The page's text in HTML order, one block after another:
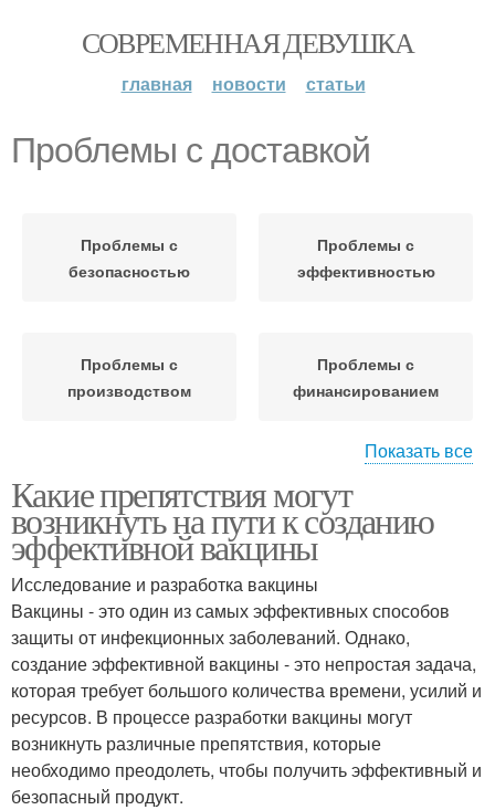
СОВРЕМЕННАЯ ДЕВУШКА
главная новости статьи
Проблемы с доставкой
Проблемы с
безопасностью
Проблемы с
эффективностью
Проблемы с
производством
Проблемы с
финансированием
инфраструктурой
законодательством
Проблемы с
информированностью
Показать все
Какие препятствия могут
возникнуть на пути к созданию
эффективной вакцины
Исследование и разработка вакцины
Вакцины - это один из самых эффективных способов
защиты от инфекционных заболеваний. Однако,
создание эффективной вакцины - это непростая задача,
которая требует большого количества времени, усилий и
ресурсов. В процессе разработки вакцины могут
возникнуть различные препятствия, которые
необходимо преодолеть, чтобы получить эффективный и
безопасный продукт.